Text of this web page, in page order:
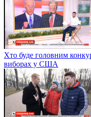
Хто буде головним
виборах у США